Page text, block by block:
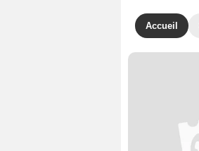
Accueil